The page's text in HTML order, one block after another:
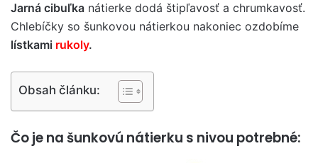
Jarná cibuľka nátierke dodá štipľavosť a chrumkavosť.
Chlebíčky so šunkovou nátierkou nakoniec ozdobíme
lístkami rukoly.
Obsah článku:
Čo je na šunkovú nátierku s nivou potrebné: